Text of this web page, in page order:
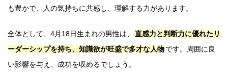
も豊かで、人の気持ちに共感し、理解する力があります。
全体として、4月18日生まれの男性は、
直感力と判断力に優れたリ
ーダーシップを持ち、知識欲が旺盛で多才な人物です。周囲に良
い影響を与え、成功を収めるでしょう。